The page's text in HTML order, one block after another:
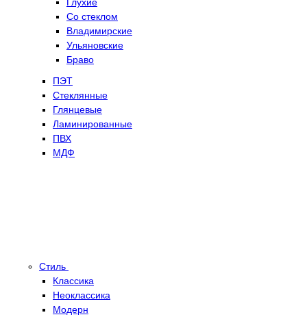
Со стеклом
Владимирские
Ульяновские
Браво
ПЭТ
Стеклянные
Глянцевые
Ламинированные
ПВХ
МДФ
Стиль
Классика
Неоклассика
Модерн